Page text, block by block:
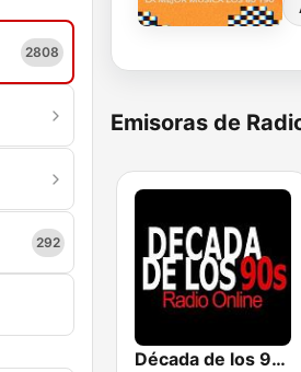
2808
292
Emisoras de
Década de los 90s